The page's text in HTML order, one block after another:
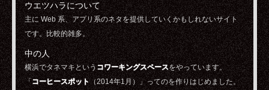
ウエツハラについて
主に Web 系、アプリ系のネタを提供していくかもしれないサイト
です。比較的雑多。
中の人
横浜でタネマキというコワーキングスペースをやっています。
「 コーヒースポット（2014年1月）」ってのを作りはじめました。